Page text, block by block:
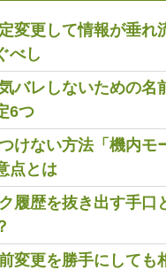
変更して情報が垂れ
べし
バレしないための名
6つ
けない方法「機内モ
点とは
履歴を抜き出す手口
変更を勝手にしても